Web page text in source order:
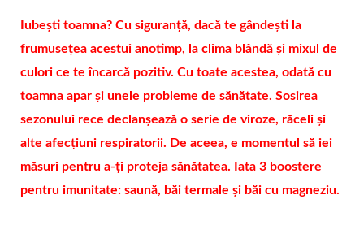
Iubești toamna? Cu siguranță, dacă te gândești la
frumusețea acestui anotimp, la clima blândă și mixul de
culori ce te încarcă pozitiv. Cu toate acestea, odată cu
toamna apar și unele probleme de sănătate. Sosirea
sezonului rece declanșează o serie de viroze, răceli și
alte afecțiuni respiratorii. De aceea, e momentul să iei
măsuri pentru a-ți proteja sănătatea. Iata 3 boostere
pentru imunitate: saună, băi termale și băi cu magneziu.